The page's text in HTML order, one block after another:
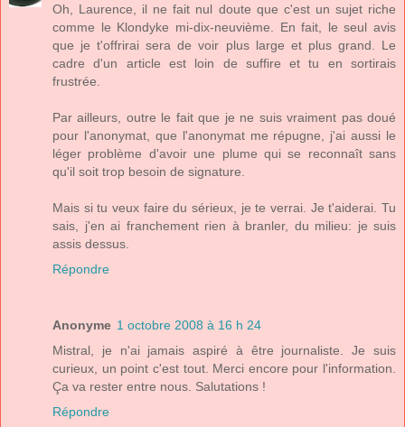
Oh, Laurence, il ne fait nul doute que c'est un sujet riche
comme le Klondyke mi-dix-neuvième. En fait, le seul avis
que je t'offrirai sera de voir plus large et plus grand. Le
cadre d'un article est loin de suffire et tu en sortirais
frustrée.
Par ailleurs, outre le fait que je ne suis vraiment pas doué
pour l'anonymat, que l'anonymat me répugne, j'ai aussi le
léger problème d'avoir une plume qui se reconnaît sans
qu'il soit trop besoin de signature.
Mais si tu veux faire du sérieux, je te verrai. Je t'aiderai. Tu
sais, j'en ai franchement rien à branler, du milieu: je suis
assis dessus.
Répondre
Anonyme 1 octobre 2008 à 16 h 24
Mistral, je n'ai jamais aspiré à être journaliste. Je suis
curieux, un point c'est tout. Merci encore pour l'information.
Ça va rester entre nous. Salutations !
Répondre